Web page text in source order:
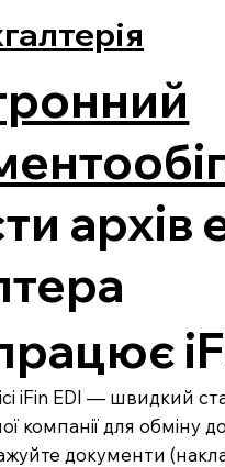
архів
iFin EDI — швидкий
компанії для обміну
документи